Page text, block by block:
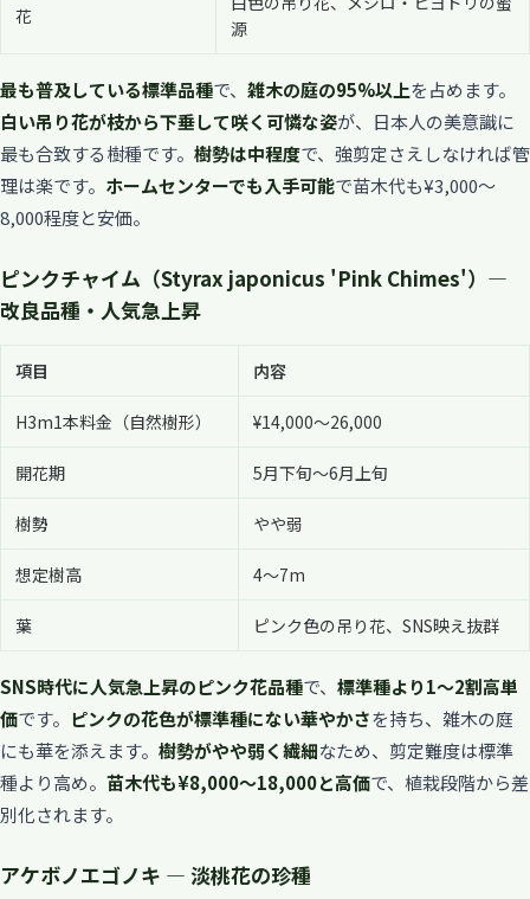
花
源
最も普及している標準品種で、 雑木の庭の95%以上を占めます。
白い吊り花が枝から下垂して咲く可憐な姿が、日本人の美意識に
最も合致する樹種です。 樹勢は中程度で、強剪定さえしなければ管
理は楽です。 ホームセンターでも入手可能で苗木代も¥3,000〜
8,000程度と安価。
ピンクチャイム（Styrax japonicus 'Pink Chimes'）—
改良品種・人気急上昇
項目 内容
H3m1本料金（自然樹形） ¥14,000〜26,000
開花期 5月下旬〜6月上旬
樹勢 やや弱
想定樹高 4〜7m
葉 ピンク色の吊り花、SNS映え抜群
SNS時代に人気急上昇のピンク花品種で、 標準種より1〜2割高単
価です。 ピンクの花色が標準種にない華やかさを持ち、雑木の庭
にも華を添えます。 樹勢がやや弱く繊細なため、剪定難度は標準
種より高め。 苗木代も¥8,000〜18,000と高価で、植栽段階から差
別化されます。
アケボノエゴノキ — 淡桃花の珍種